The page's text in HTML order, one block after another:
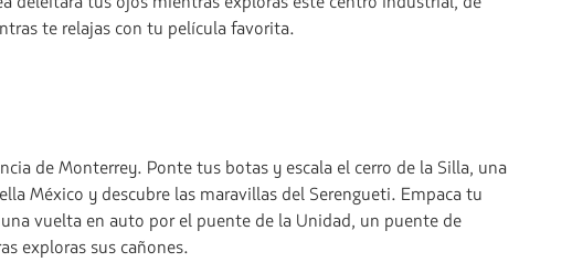
te relajas con tu película favorita.
de Monterrey. Ponte tus botas y escala el cerro de la Silla, una
México y descubre las maravillas del Serengueti. Empaca tu
vuelta en auto por el puente de la Unidad, un puente de
exploras sus cañones.